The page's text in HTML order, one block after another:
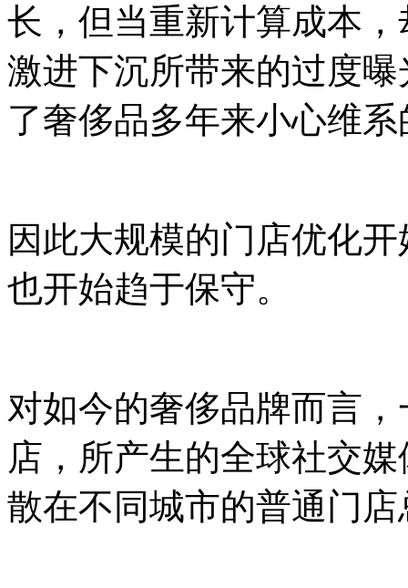
长，但当重新计算成本
激进下沉所带来的过度
了奢侈品多年来小心维
因此大规模的门店优化
也开始趋于保守。
对如今的奢侈品牌而言
店，所产生的全球社交
散在不同城市的普通门店